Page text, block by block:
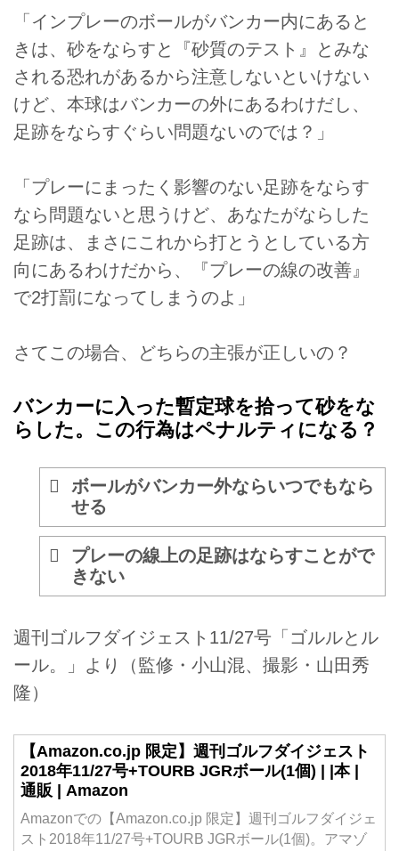
「インプレーのボールがバンカー内にあると
きは、砂をならすと『砂質のテスト』とみな
される恐れがあるから注意しないといけない
けど、本球はバンカーの外にあるわけだし、
足跡をならすぐらい問題ないのでは？」
「プレーにまったく影響のない足跡をならす
なら問題ないと思うけど、あなたがならした
足跡は、まさにこれから打とうとしている方
向にあるわけだから、『プレーの線の改善』
で2打罰になってしまうのよ」
さてこの場合、どちらの主張が正しいの？
バンカーに入った暫定球を拾って砂をな
らした。この行為はペナルティになる？
ボールがバンカー外ならいつでもなら
せる
プレーの線上の足跡はならすことがで
きない
週刊ゴルフダイジェスト11/27号「ゴルルとル
ール。」より（監修・小山混、撮影・山田秀
隆）
【Amazon.co.jp 限定】週刊ゴルフダイジェスト
2018年11/27号+TOURB JGRボール(1個) | |本 |
通販 | Amazon
Amazonでの【Amazon.co.jp 限定】週刊ゴルフダイジェ
スト2018年11/27号+TOURB JGRボール(1個)。アマゾ